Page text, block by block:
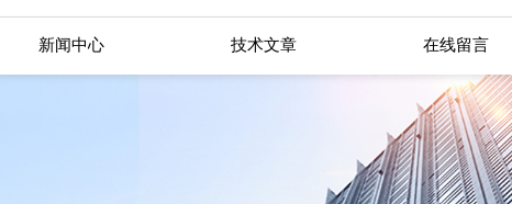
新闻中心 技术文章 在线留言